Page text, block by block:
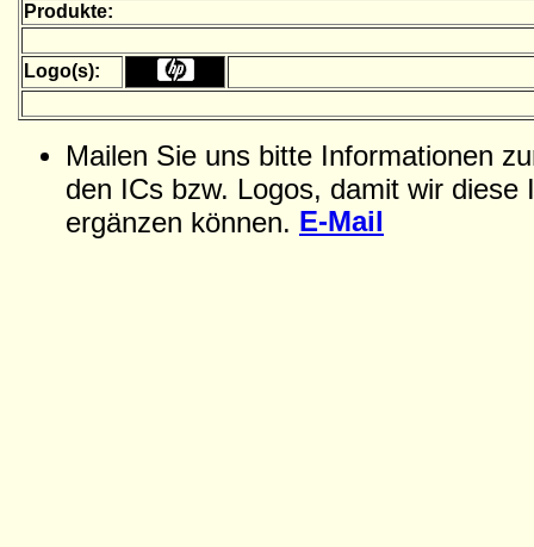
Produkte:
Logo(s):
Mailen Sie uns bitte Informationen
den ICs bzw. Logos, damit wir diese
ergänzen können. E-Mail